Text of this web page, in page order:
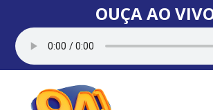
OUÇA AO